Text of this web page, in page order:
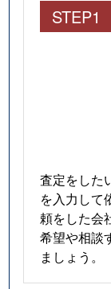
STEP1
査定をした
を入力して
頼をした会
希望や相談
ましょう。